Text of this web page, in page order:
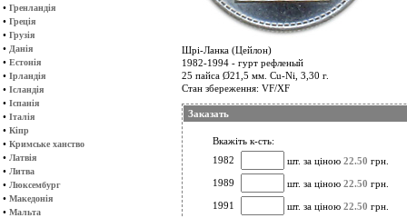
• Гренландія
• Греція
• Грузія
• Данія
• Естонія
• Ірландія
• Ісландія
• Іспанія
• Італія
• Кіпр
• Кримське ханство
• Латвія
• Литва
• Люксембург
• Македонія
• Мальта
Шрі-Ланка (Цейлон)
1982-1994 - гурт рефленый
25 пайса Ø21,5 мм. Cu-Ni, 3,30 г.
Стан збереження: VF/XF
Заказать
Вкажіть к-сть:
1982
шт. за ціною 22.50 грн.
1989
шт. за ціною 22.50 грн.
1991
шт. за ціною 22.50 грн.